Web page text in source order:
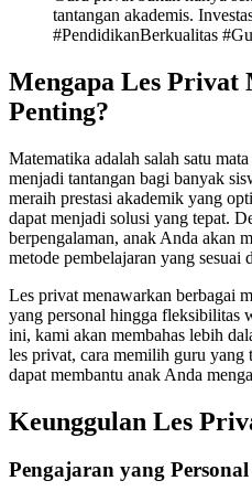
tantangan akademis.
#PendidikanBerkualitas
Mengapa Les Privat
Penting?
Matematika adalah salah satu
menjadi tantangan bagi banyak
meraih prestasi akademik yang
dapat menjadi solusi yang tepat.
berpengalaman, anak Anda akan
metode pembelajaran yang sesuai
Les privat menawarkan berbagai
yang personal hingga fleksibilitas
ini, kami akan membahas lebih
les privat, cara memilih guru yang
dapat membantu anak Anda
Keunggulan Les
Pengajaran yang Personal